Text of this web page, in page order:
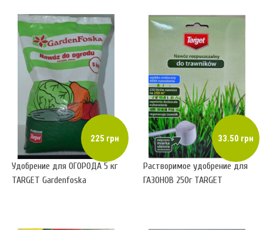
225 грн
Удобрение для ОГОРОДА 5 кг
TARGET Gardenfoska
33.50 грн
Растворимое удобрение для
ГАЗОНОВ 250г TARGET